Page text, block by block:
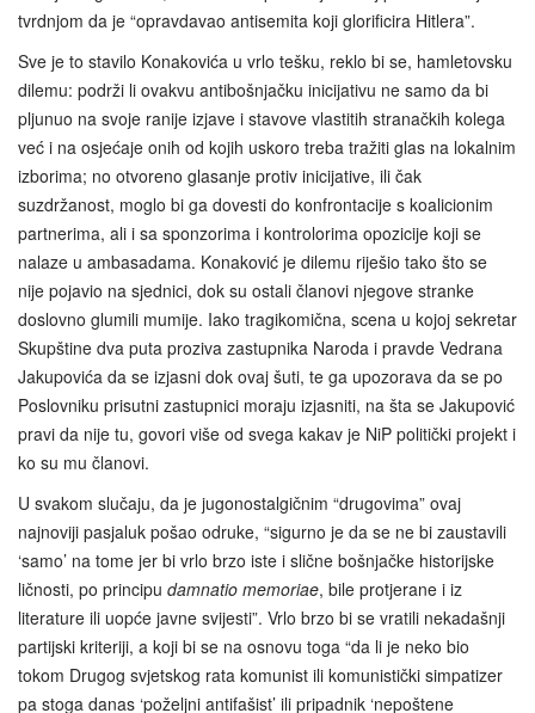
tvrdnjom da je “opravdavao antisemita koji glorificira Hitlera”.
Sve je to stavilo Konakovića u vrlo tešku, reklo bi se, hamletovsku
dilemu: podrži li ovakvu antibošnjačku inicijativu ne samo da bi
pljunuo na svoje ranije izjave i stavove vlastitih stranačkih kolega
već i na osjećaje onih od kojih uskoro treba tražiti glas na lokalnim
izborima; no otvoreno glasanje protiv inicijative, ili čak
suzdržanost, moglo bi ga dovesti do konfrontacije s koalicionim
partnerima, ali i sa sponzorima i kontrolorima opozicije koji se
nalaze u ambasadama. Konaković je dilemu riješio tako što se
nije pojavio na sjednici, dok su ostali članovi njegove stranke
doslovno glumili mumije. Iako tragikomična, scena u kojoj sekretar
Skupštine dva puta proziva zastupnika Naroda i pravde Vedrana
Jakupovića da se izjasni dok ovaj šuti, te ga upozorava da se po
Poslovniku prisutni zastupnici moraju izjasniti, na šta se Jakupović
pravi da nije tu, govori više od svega kakav je NiP politički projekt i
ko su mu članovi.
U svakom slučaju, da je jugonostalgičnim “drugovima” ovaj
najnoviji pasjaluk pošao odruke, “sigurno je da se ne bi zaustavili
‘samo’ na tome jer bi vrlo brzo iste i slične bošnjačke historijske
ličnosti, po principu damnatio memoriae, bile protjerane i iz
literature ili uopće javne svijesti”. Vrlo brzo bi se vratili nekadašnji
partijski kriteriji, a koji bi se na osnovu toga “da li je neko bio
tokom Drugog svjetskog rata komunist ili komunistički simpatizer
pa stoga danas ‘poželjni antifašist’ ili pripadnik ‘nepoštene